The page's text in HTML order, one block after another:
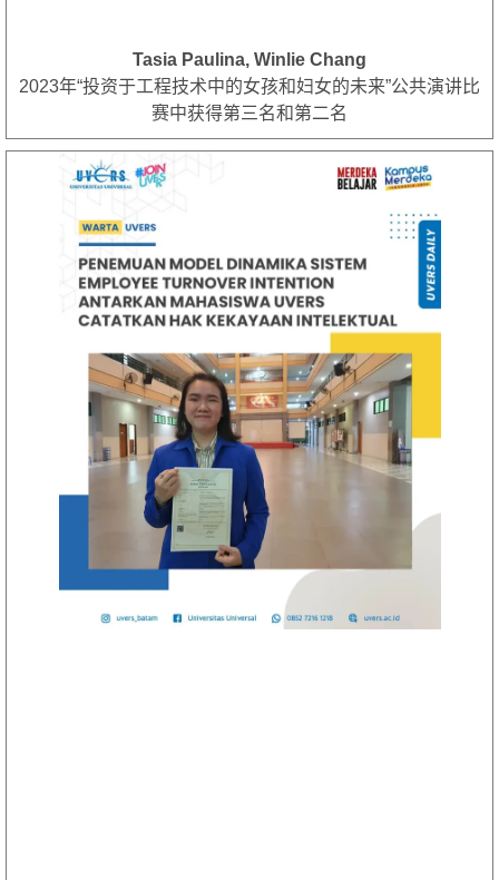
Tasia Paulina, Winlie Chang
2023年“投资于工程技术中的女孩和妇女的未来”公共演讲比
赛中获得第三名和第二名